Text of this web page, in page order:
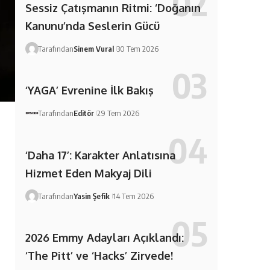
Sessiz Çatışmanın Ritmi: ‘Doğanın
Kanunu’nda Seslerin Gücü
TarafındanSinem Vural 30 Tem 2026
‘YAGA’ Evrenine İlk Bakış
TarafındanEditör 29 Tem 2026
‘Daha 17’: Karakter Anlatısına
Hizmet Eden Makyaj Dili
TarafındanYasin Şefik 14 Tem 2026
2026 Emmy Adayları Açıklandı:
‘The Pitt’ ve ‘Hacks’ Zirvede!